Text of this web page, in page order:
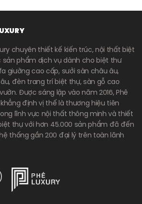
chuyên thiết kế kiến trúc, nội thất biệt
phẩm dịch vụ dành cho biệt thư
giường cao cấp, sưởi sàn châu âu,
đèn trang trí biệt thự, sàn gỗ cao
Được sáng lập vào năm 2016, Phê
định vị thế là thương hiệu tiên
lĩnh vực nội thất thông minh và thiết
thự với hơn 45.000 sản phẩm đã đến
thống gần 200 đại lý trên toàn lãnh